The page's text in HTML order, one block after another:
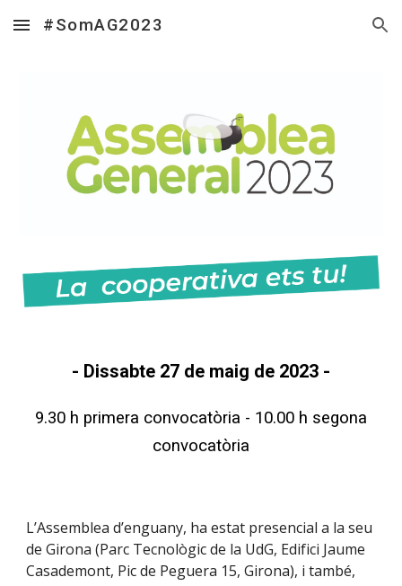
Skip to main content Skip to navigation
#SomAG2023
- Dissabte 27 de maig de 2023 -
9.30 h primera convocatòria - 10.00 h segona
convocatòria
L’Assemblea d’enguany, ha estat presencial a la seu
de Girona (Parc Tecnològic de la UdG, Edifici Jaume
Casademont, Pic de Peguera 15, Girona), i també,